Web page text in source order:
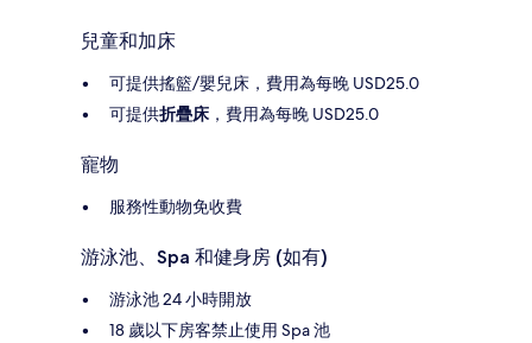
兒童和加床
可提供搖籃/嬰兒床，費用為每晚 USD25.0
可提供折疊床 ，費用為每晚 USD25.0
寵物
服務性動物免收費
游泳池、Spa 和健身房 (如有)
游泳池 24 小時開放
18 歲以下房客禁止使用 Spa 池